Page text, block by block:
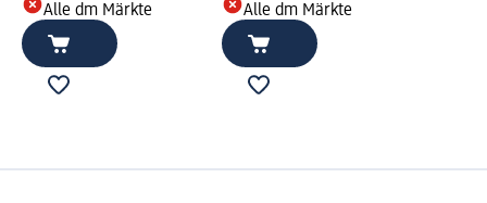
Alle dm Märkte
Alle dm Märkte